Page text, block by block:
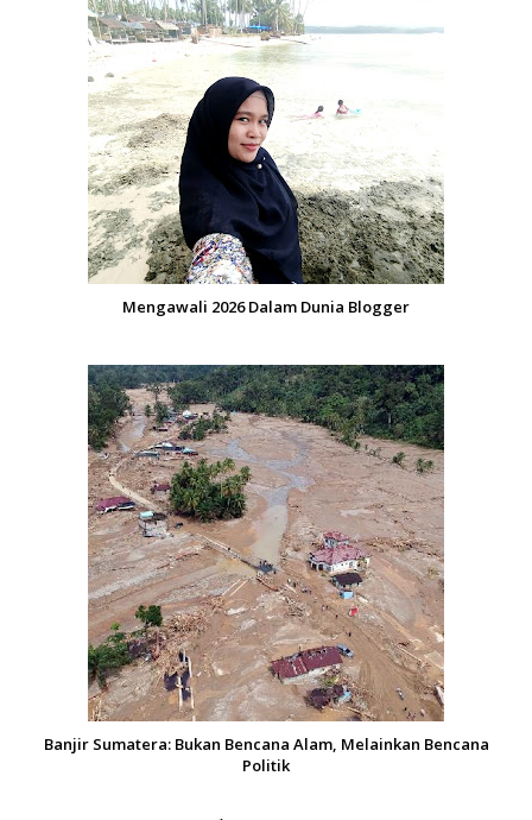
Mengawali 2026 Dalam Dunia Blogger
Banjir Sumatera: Bukan Bencana Alam, Melainkan Bencana
Politik